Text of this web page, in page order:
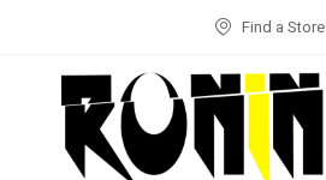
Find a Store